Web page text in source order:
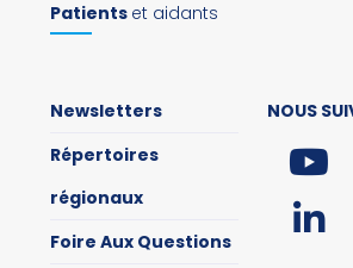
Patients et aidants
Newsletters
Répertoires
régionaux
Foire Aux Questions
NOUS